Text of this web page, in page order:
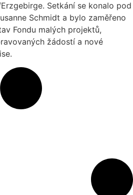
Setkání se konalo pod
Schmidt a bylo zaměřeno
Fondu malých projektů,
žádostí a nové